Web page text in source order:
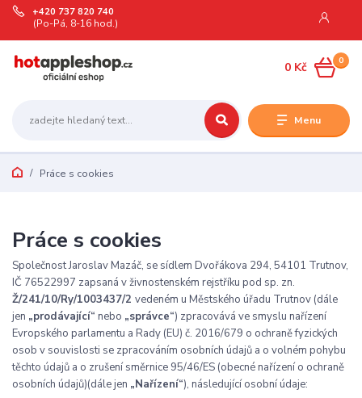
Menu
+420 737 820 740
(Po-Pá, 8-16 hod.)
0
0 Kč
Práce s cookies
Práce s cookies
Společnost Jaroslav Mazáč, se sídlem Dvořákova 294, 54101 Trutnov,
IČ 76522997 zapsaná v živnostenském rejstříku pod sp. zn.
Ž/241/10/Ry/1003437/2 vedeném u Městského úřadu Trutnov (dále
jen „prodávající“ nebo „správce“) zpracovává ve smyslu nařízení
Evropského parlamentu a Rady (EU) č. 2016/679 o ochraně fyzických
osob v souvislosti se zpracováním osobních údajů a o volném pohybu
těchto údajů a o zrušení směrnice 95/46/ES (obecné nařízení o ochraně
osobních údajů)(dále jen „Nařízení“), následující osobní údaje: